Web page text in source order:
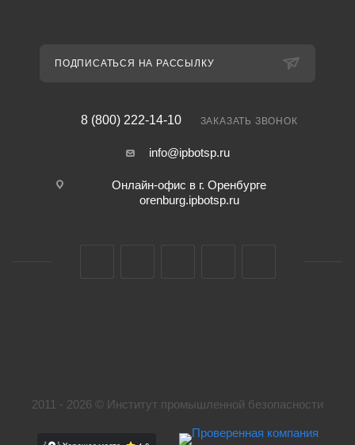
ПОДПИСАТЬСЯ НА РАССЫЛКУ
8 (800) 222-14-10 ЗАКАЗАТЬ ЗВОНОК
info@ipbotsp.ru
Онлайн-офис в г. Оренбурге
orenburg.ipbotsp.ru
2011 - 2026 © Институт промышленной безопасности